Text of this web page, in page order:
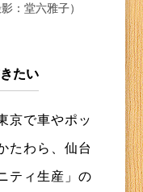
：堂六雅子）
たい
京で車やポッ
たわら、仙台
ティ生産」の